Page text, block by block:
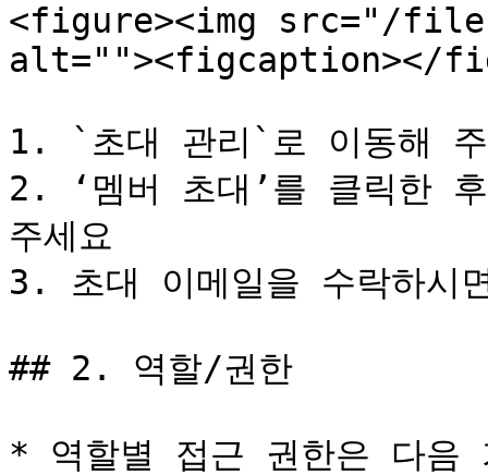
<figure><img src="/files/
alt=""><figcaption></
1. `초대 관리`로 이동해 주
2. ‘멤버 초대’를 클릭한
주세요
3. 초대 이메일을 수락하시
## 2. 역할/권한
* 역할별 접근 권한은 다음